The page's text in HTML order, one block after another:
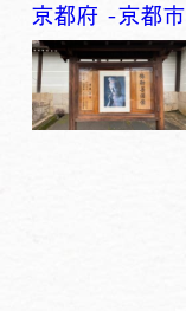
京都府 -京都市